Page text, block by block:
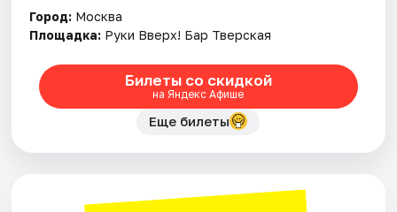
Город: Москва
Площадка: Руки Вверх! Бар Тверская
Билеты со скидкой
на Яндекс Афише
Еще билеты